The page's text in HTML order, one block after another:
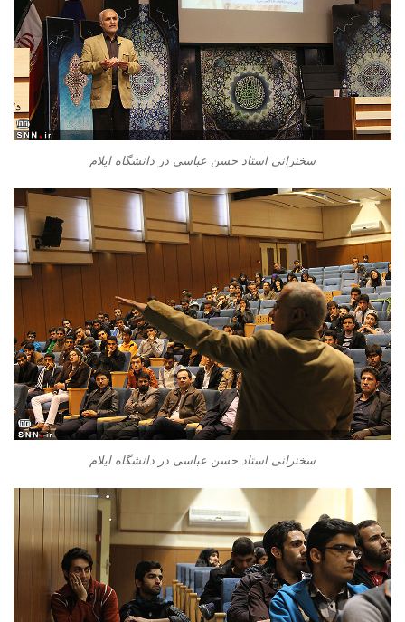
سخنرانی استاد حسن عباسی در دانشگاه ایلام
سخنرانی استاد حسن عباسی در دانشگاه ایلام